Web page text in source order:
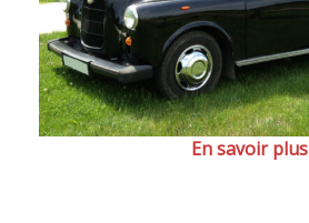
En savoir plus